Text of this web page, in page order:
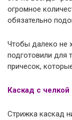
огромное
обязательно
Чтобы далеко не
подготовили для
причесок,
Каскад с челкой
Стрижка каскад